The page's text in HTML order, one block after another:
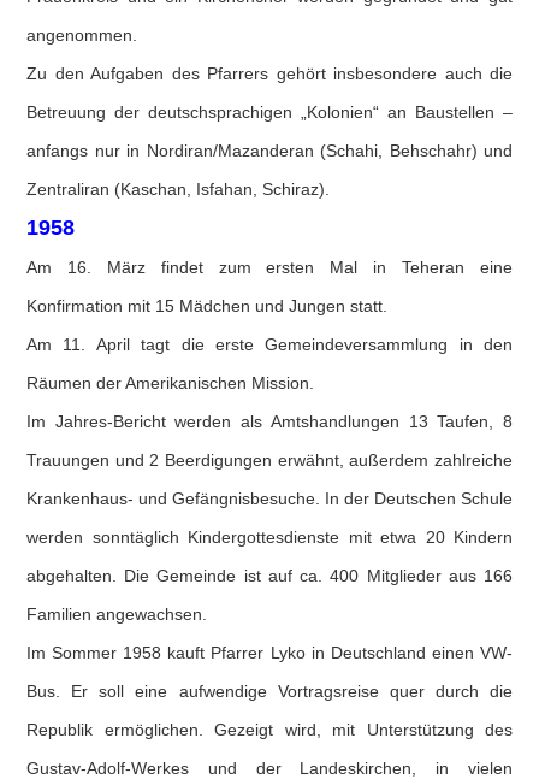
angenommen.
Zu den Aufgaben des Pfarrers gehört insbesondere auch die
Betreuung der deutschsprachigen „Kolonien“ an Baustellen –
anfangs nur in Nordiran/Mazanderan (Schahi, Behschahr) und
Zentraliran (Kaschan, Isfahan, Schiraz).
1958
Am 16. März findet zum ersten Mal in Teheran eine
Konfirmation mit 15 Mädchen und Jungen statt.
Am 11. April tagt die erste Gemeindeversammlung in den
Räumen der Amerikanischen Mission.
Im Jahres-Bericht werden als Amtshandlungen 13 Taufen, 8
Trauungen und 2 Beerdigungen erwähnt, außerdem zahlreiche
Krankenhaus- und Gefängnisbesuche. In der Deutschen Schule
werden sonntäglich Kindergottesdienste mit etwa 20 Kindern
abgehalten. Die Gemeinde ist auf ca. 400 Mitglieder aus 166
Familien angewachsen.
Im Sommer 1958 kauft Pfarrer Lyko in Deutschland einen VW-
Bus. Er soll eine aufwendige Vortragsreise quer durch die
Republik ermöglichen. Gezeigt wird, mit Unterstützung des
Gustav-Adolf-Werkes und der Landeskirchen, in vielen